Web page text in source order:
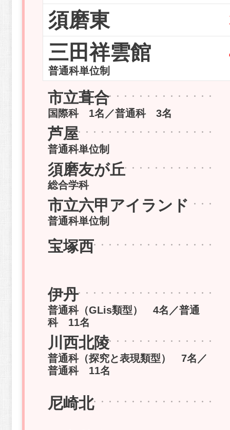
須磨東
三田祥雲館
普通科単位制
市立葺合
国際科 1名／普通科 3名
芦屋
普通科単位制
須磨友が丘
総合学科
市立六甲アイランド
普通科単位制
宝塚西
伊丹
普通科（GLis類型） 4名／普通
科 11名
川西北陵
普通科（探究と表現類型） 7名／
普通科 11名
尼崎北